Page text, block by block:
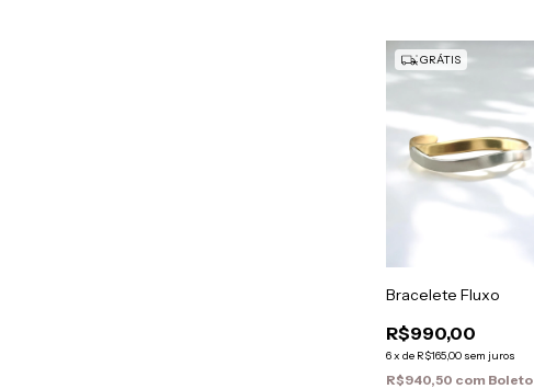
GRÁTIS
Bracelete Fluxo
R$990,00
6xde R$165,00 sem juros
R$940,50 com Boleto